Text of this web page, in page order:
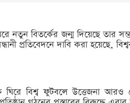
নতুন বিতর্কের জন্ম দিয়েছে তার
প্রতিবেদনে দাবি করা হয়েছে,
বিশ্ব ফুটবলে উত্তেজনা আরও